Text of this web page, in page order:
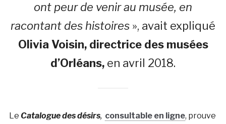
ont peur de venir au musée, en
racontant des histoires », avait expliqué
Olivia Voisin, directrice des musées
d’Orléans, en avril 2018.
Le Catalogue des désirs, consultable en ligne, prouve